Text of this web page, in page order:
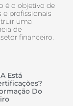
é o objetivo de
e profissionais
uma
de
financeiro.
Está
Do